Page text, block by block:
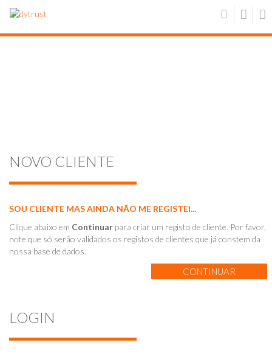
NOVO CLIENTE
SOU CLIENTE MAS AINDA NÃO ME REGISTEI...
Clique abaixo em Continuar para criar um registo de cliente. Por favor,
note que só serão validados os registos de clientes que já constem da
nossa base de dados.
LOGIN